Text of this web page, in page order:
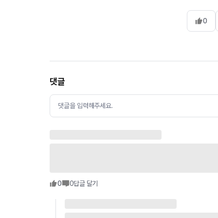
0
댓글
댓글을 입력해주세요.
0 0답글 달기